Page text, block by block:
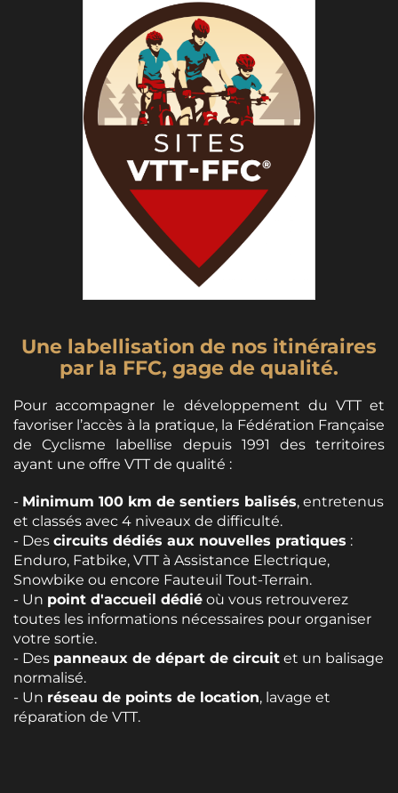
Une labellisation de nos itinéraires
par la FFC, gage de qualité.
Pour accompagner le développement du VTT et
favoriser l’accès à la pratique, la Fédération Française
de Cyclisme labellise depuis 1991 des territoires
ayant une offre VTT de qualité :
- Minimum 100 km de sentiers balisés, entretenus
et classés avec 4 niveaux de difficulté.
- Des circuits dédiés aux nouvelles pratiques :
Enduro, Fatbike, VTT à Assistance Electrique,
Snowbike ou encore Fauteuil Tout-Terrain.
- Un point d'accueil dédié où vous retrouverez
toutes les informations nécessaires pour organiser
votre sortie.
- Des panneaux de départ de circuit et un balisage
normalisé.
- Un réseau de points de location, lavage et
réparation de VTT.